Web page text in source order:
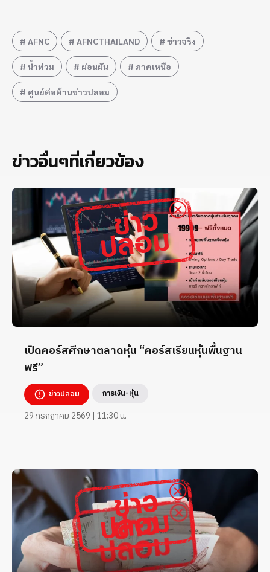
AFNC AFNCTHAILAND ข่าวจริง
น้ำท่วม ผ่อนผัน ภาคเหนือ
ศูนย์ต่อต้านข่าวปลอม
ข่าวอื่นๆที่เกี่ยวข้อง
เปิดคอร์สศึกษาตลาดหุ้น “คอร์สเรียนหุ้นพื้นฐาน
ฟรี”
ข่าวปลอม การเงิน-หุ้น
29 กรกฎาคม 2569 | 11:30 น.